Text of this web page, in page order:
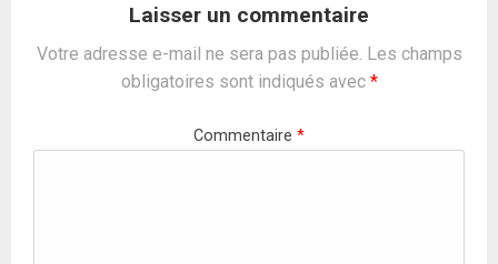
Laisser un commentaire
Votre adresse e-mail ne sera pas publiée. Les champs
obligatoires sont indiqués avec *
Commentaire *